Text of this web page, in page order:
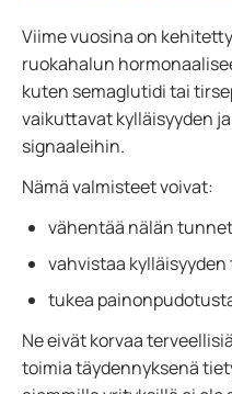
Viime vuosina on
ruokahalun
kuten semaglutidi tai
vaikuttavat kylläisyyden
signaaleihin.
Nämä valmisteet voivat:
vähentää nälän
vahvistaa
tukea
Ne eivät korvaa
toimia täydennyksenä